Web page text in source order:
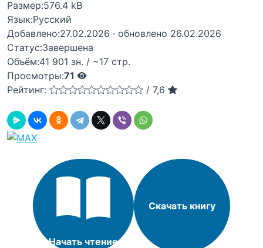
Размер:576.4 kB
Язык:Русский
Добавлено:27.02.2026 · обновлено 26.02.2026
Статус:Завершена
Объём:41 901 зн. / ~17 стр.
Просмотры:71
Рейтинг:
/ 7,6
Начать чтение
Скачать книгу